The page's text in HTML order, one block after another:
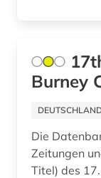
asch (1)
asean (1)
Burney
Die
Zeitungen
Titel) des